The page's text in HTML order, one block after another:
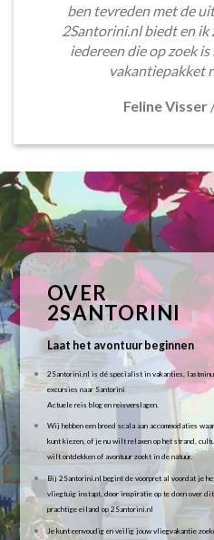
ben tevreden met de
2Santorini.nl biedt en ik
iedereen die op zoek
vakantiepakket
Feline Visser
OVER
2SANTORINI
Laat het avontuur beginnen
2Santorini.nl is dé specialist in vakanties,
excursies naar Santorini
Actuele reis blog en reisverslagen.
Wij hebben een breed scala aan accommodaties
kunt kiezen, of je nu wilt relaxen op het strand,
wilt ontdekken of avontuur zoekt in de natuur.
Bij 2Santorini.nl begint de voorpret al voordat je
vliegtuig instapt, door inspiratie op te doen over dit
prachtige eiland op 2Santorini.nl
Je kunt eenvoudig en veilig jouw vliegvakantie